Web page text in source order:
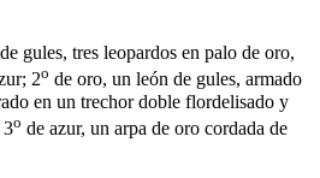
de gules, tres leopardos en palo de oro,
2o de oro, un león de gules, armado
en un trechor doble flordelisado y
3o de azur, un arpa de oro cordada de